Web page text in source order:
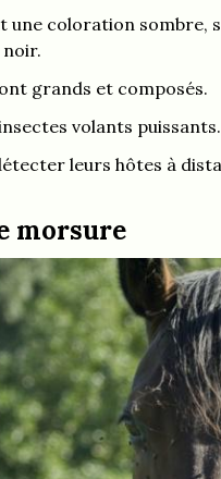
une coloration sombre,
grands et composés.
volants puissants.
leurs hôtes à
morsure